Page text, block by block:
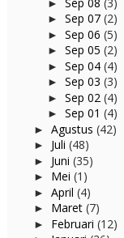
►
► Sep 07 (2)
► Sep 06 (5)
► Sep 05 (2)
► Sep 04 (4)
► Sep 03 (3)
► Sep 02 (4)
► Sep 01 (4)
► Agustus (42)
► Juli (48)
► Juni (35)
► Mei (1)
► April (4)
► Maret (7)
► Februari (12)